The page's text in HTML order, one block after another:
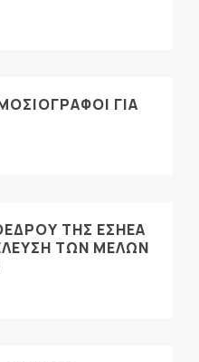
ΓΙΑ
ΤΗΣ ΕΣΗΕΑ
ΤΩΝ ΜΕΛΩΝ